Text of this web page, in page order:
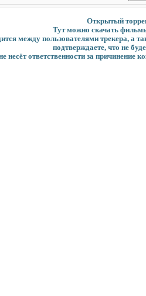
Открытый
Тут можно скачать
между пользователями трекера, а
подтверждаете, что не
несёт ответственности за причинение